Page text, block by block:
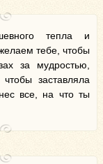
тепла и
тебе, чтобы
за мудростью,
заставляла
все, на что ты